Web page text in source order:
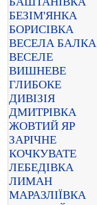
БЕЗІМ'ЯНКА
БОРИСІВКА
ВЕСЕЛА БАЛКА
ВЕСЕЛЕ
ВИШНЕВЕ
ГЛИБОКЕ
ДИВІЗІЯ
ДМИТРІВКА
ЖОВТИЙ ЯР
ЗАРІЧНЕ
КОЧКУВАТЕ
ЛЕБЕДІВКА
ЛИМАН
МАРАЗЛІЇВКА